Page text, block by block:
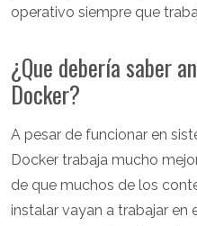
operativo siempre que
¿Que debería saber
Docker?
A pesar de funcionar en
Docker trabaja mucho
de que muchos de los
instalar vayan a trabajar en